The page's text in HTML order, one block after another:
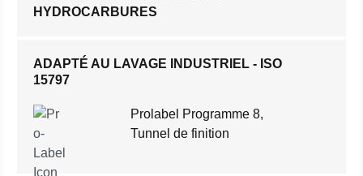
HYDROCARBURES
ADAPTÉ AU LAVAGE INDUSTRIEL - ISO
15797
Prolabel Programme 8,
Tunnel de finition